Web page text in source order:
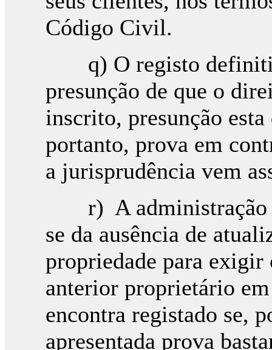
Código Civil.
q) O registo
presunção de que o
inscrito, presunção
portanto, prova em
a jurisprudência vem
r) A administração
se da ausência de
propriedade para exigir
anterior proprietário
encontra registado se,
apresentada prova